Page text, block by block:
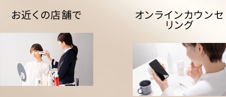
お近くの店舗で オンラインカウンセ
リング